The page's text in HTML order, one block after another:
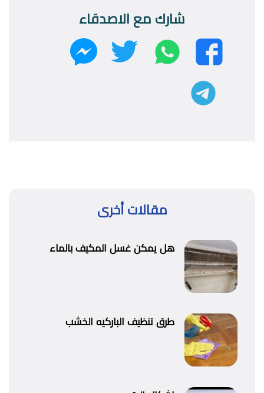
شارك مع الاصدقاء
فيسبوك
واتساب تويتر
مقالات أخرى
هل يمكن غسل المكيف بالماء
طرق تنظيف الباركيه الخشب